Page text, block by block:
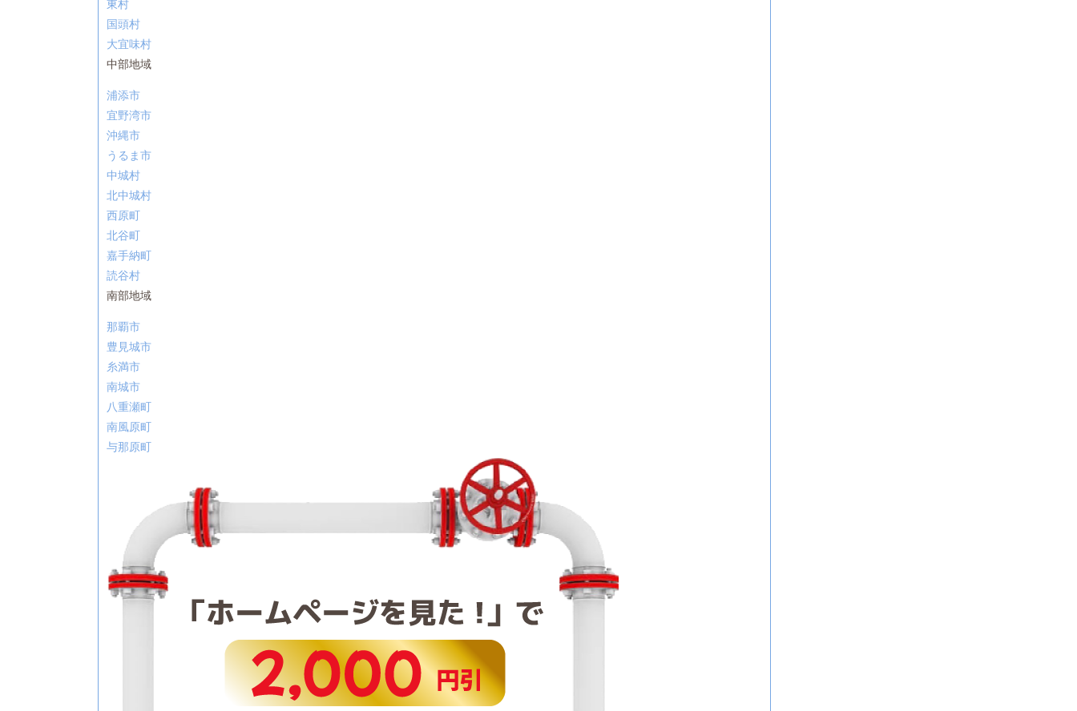
東村
国頭村
大宜味村
中部地域
浦添市
宜野湾市
沖縄市
うるま市
中城村
北中城村
西原町
北谷町
嘉手納町
読谷村
南部地域
那覇市
豊見城市
糸満市
南城市
八重瀬町
南風原町
与那原町